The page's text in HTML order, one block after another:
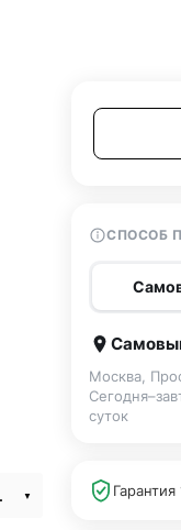
Band M/L
СПОСОБ
Москва,
суток